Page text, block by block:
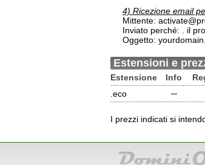
4) Ricezione email
Mittente:
Inviato perché: . il
Oggetto:
Estensioni e
Estensione Info
.eco
─
I prezzi indicati si